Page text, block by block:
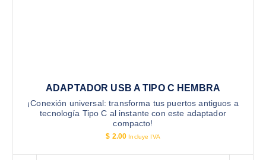
ADAPTADOR USB A TIPO C HEMBRA
¡Conexión universal: transforma tus puertos antiguos a
tecnología Tipo C al instante con este adaptador
compacto!
$ 2.00 Incluye IVA